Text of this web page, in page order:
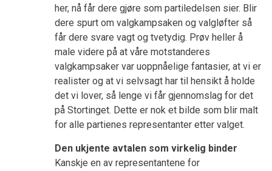
her, nå får dere gjøre som partiledelsen sier. Blir
dere spurt om valgkampsaken og valgløfter så
får dere svare vagt og tvetydig. Prøv heller å
male videre på at våre motstanderes
valgkampsaker var uoppnåelige fantasier, at vi er
realister og at vi selvsagt har til hensikt å holde
det vi lover, så lenge vi får gjennomslag for det
på Stortinget. Dette er nok et bilde som blir malt
for alle partienes representanter etter valget.
Den ukjente avtalen som virkelig binder
Kanskje en av representantene for